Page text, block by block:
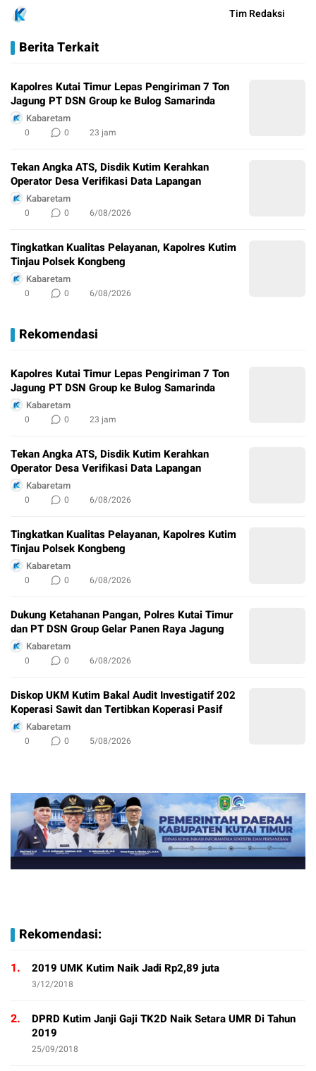
Tim Redaksi
Berita Terkait
Kapolres Kutai Timur Lepas Pengiriman 7 Ton
Jagung PT DSN Group ke Bulog Samarinda
Kabaretam
0 0 23 jam
Tekan Angka ATS, Disdik Kutim Kerahkan
Operator Desa Verifikasi Data Lapangan
Kabaretam
0 0 6/08/2026
Tingkatkan Kualitas Pelayanan, Kapolres Kutim
Tinjau Polsek Kongbeng
Kabaretam
0 0 6/08/2026
Rekomendasi
Kapolres Kutai Timur Lepas Pengiriman 7 Ton
Jagung PT DSN Group ke Bulog Samarinda
Kabaretam
0 0 23 jam
Tekan Angka ATS, Disdik Kutim Kerahkan
Operator Desa Verifikasi Data Lapangan
Kabaretam
0 0 6/08/2026
Tingkatkan Kualitas Pelayanan, Kapolres Kutim
Tinjau Polsek Kongbeng
Kabaretam
0 0 6/08/2026
Dukung Ketahanan Pangan, Polres Kutai Timur
dan PT DSN Group Gelar Panen Raya Jagung
Kabaretam
0 0 6/08/2026
Diskop UKM Kutim Bakal Audit Investigatif 202
Koperasi Sawit dan Tertibkan Koperasi Pasif
Kabaretam
0 0 5/08/2026
Rekomendasi:
1. 2019 UMK Kutim Naik Jadi Rp2,89 juta
3/12/2018
2.
DPRD Kutim Janji Gaji TK2D Naik Setara UMR Di Tahun
2019
25/09/2018